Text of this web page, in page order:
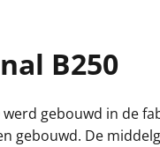
B250
gebouwd in de
gebouwd. De